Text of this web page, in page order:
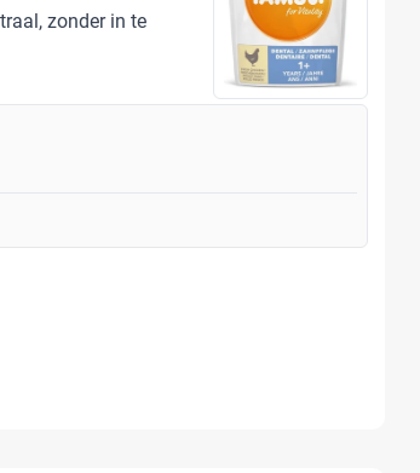
zonder in te